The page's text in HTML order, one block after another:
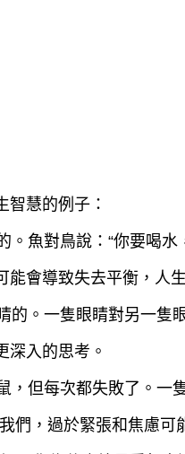
智慧的例子：
。魚對鳥說：“你要喝
會導致失去平衡，人
的。一隻眼睛對另一隻
深入的思考。
，但每次都失敗了。一
們，過於緊張和焦慮